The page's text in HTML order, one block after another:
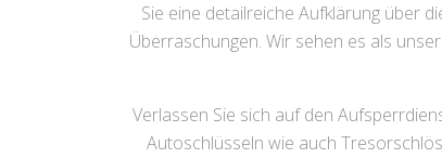
Sie eine detailreiche Aufklärung über
Überraschungen. Wir sehen es als
Verlassen Sie sich auf den
Autoschlüsseln wie auch